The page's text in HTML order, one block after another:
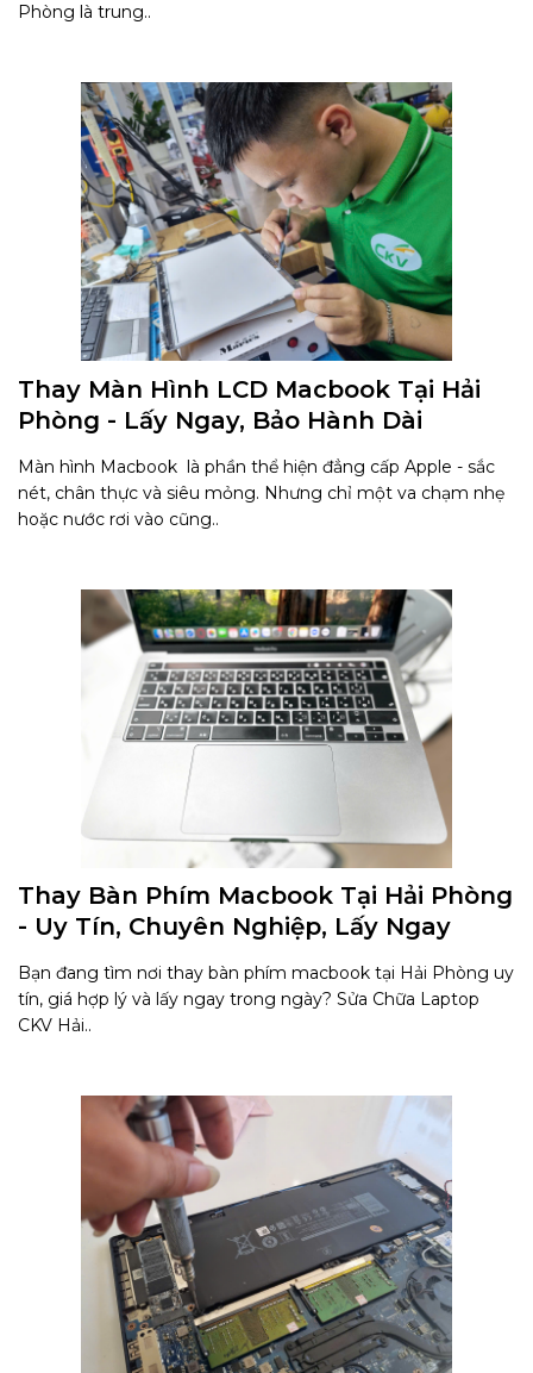
Phòng là trung..
Thay Màn Hình LCD Macbook Tại Hải
Phòng - Lấy Ngay, Bảo Hành Dài
Màn hình Macbook là phần thể hiện đẳng cấp Apple - sắc
nét, chân thực và siêu mỏng. Nhưng chỉ một va chạm nhẹ
hoặc nước rơi vào cũng..
Thay Bàn Phím Macbook Tại Hải Phòng
- Uy Tín, Chuyên Nghiệp, Lấy Ngay
Bạn đang tìm nơi thay bàn phím macbook tại Hải Phòng uy
tín, giá hợp lý và lấy ngay trong ngày? Sửa Chữa Laptop
CKV Hải..